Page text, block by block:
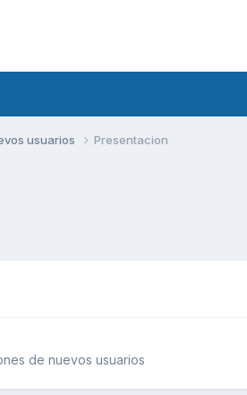
usuarios Presentacion
de nuevos usuarios